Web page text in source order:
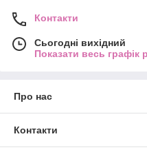
Контакти
Сьогодні вихідний
Показати весь графік
Про нас
Контакти